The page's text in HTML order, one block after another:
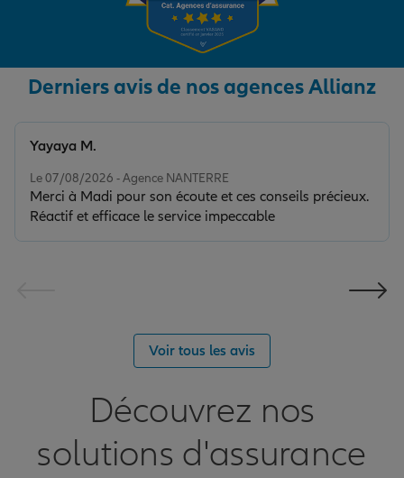
Derniers avis de nos agences Allianz
Le 07/08/2026 - Agence NANTERRE
Merci à Madi pour son écoute et ces conseils précieux.
Réactif et efficace le service impeccable
Yayaya M.
Voir tous les avis
Découvrez nos
solutions d'assurance